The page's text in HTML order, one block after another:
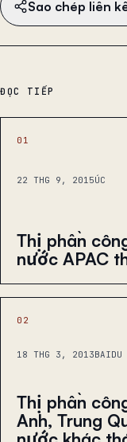
Sao chép liên
ĐỌC TIẾP
01
22 THG 9, 2015ÚC
Thị phần
nước APAC
02
18 THG 3, 2013BAIDU
Thị phần
Anh, Trung